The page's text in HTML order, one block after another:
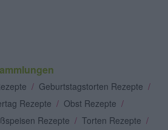
/ Geburtstagstorten Rezepte /
Rezepte / Obst Rezepte /
Rezepte / Torten Rezepte /